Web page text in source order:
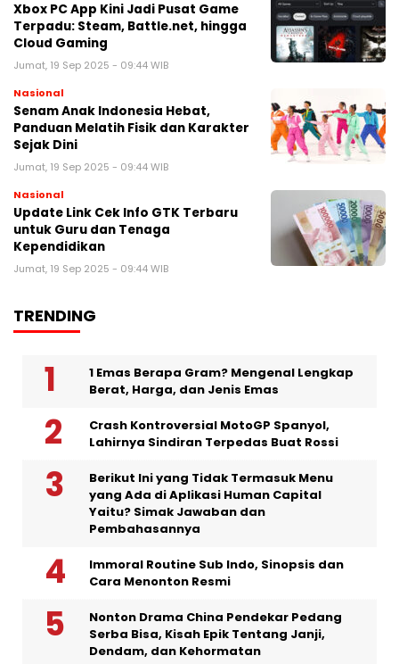
Xbox PC App Kini Jadi Pusat Game
Terpadu: Steam, Battle.net, hingga
Cloud Gaming
Jumat, 19 Sep 2025 - 09:44 WIB
Nasional
Senam Anak Indonesia Hebat,
Panduan Melatih Fisik dan Karakter
Sejak Dini
Jumat, 19 Sep 2025 - 09:44 WIB
Nasional
Update Link Cek Info GTK Terbaru
untuk Guru dan Tenaga
Kependidikan
Jumat, 19 Sep 2025 - 09:44 WIB
TRENDING
1 Emas Berapa Gram? Mengenal Lengkap
Berat, Harga, dan Jenis Emas
Crash Kontroversial MotoGP Spanyol,
Lahirnya Sindiran Terpedas Buat Rossi
Berikut Ini yang Tidak Termasuk Menu
yang Ada di Aplikasi Human Capital
Yaitu? Simak Jawaban dan
Pembahasannya
Immoral Routine Sub Indo, Sinopsis dan
Cara Menonton Resmi
Nonton Drama China Pendekar Pedang
Serba Bisa, Kisah Epik Tentang Janji,
Dendam, dan Kehormatan